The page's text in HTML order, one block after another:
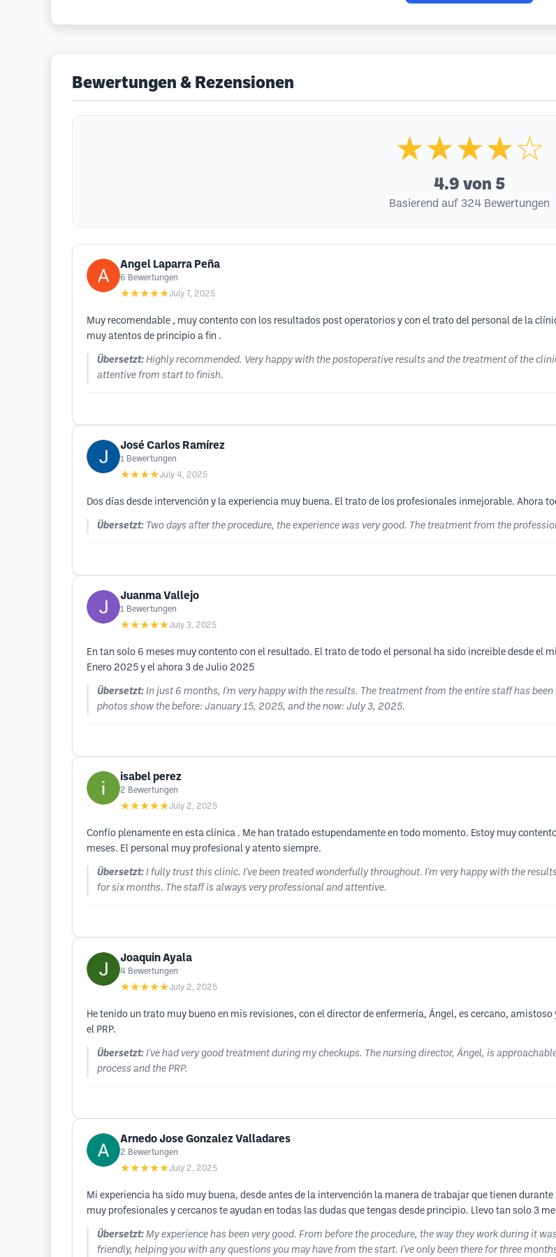
Bewertungen & Rezensionen
★★★★☆
4.9 von 5
Basierend auf 324 Bewertungen
Angel Laparra Peña
6 Bewertungen
★★★★★July 7, 2025
Muy recomendable , muy contento con los resultados post operatorios y con el trato del personal de la
muy atentos de principio a fin .
Übersetzt: Highly recommended. Very happy with the postoperative results and the treatment of the
attentive from start to finish.
José Carlos Ramírez
1 Bewertungen
★★★★July 4, 2025
Dos días desde intervención y la experiencia muy buena. El trato de los profesionales inmejorable. Ahora
Übersetzt: Two days after the procedure, the experience was very good. The treatment from the
Juanma Vallejo
1 Bewertungen
★★★★★July 3, 2025
En tan solo 6 meses muy contento con el resultado. El trato de todo el personal ha sido increible desde el
Enero 2025 y el ahora 3 de Julio 2025
Übersetzt: In just 6 months, I'm very happy with the results. The treatment from the entire staff has
photos show the before: January 15, 2025, and the now: July 3, 2025.
isabel perez
2 Bewertungen
★★★★★July 2, 2025
Confío plenamente en esta clínica . Me han tratado estupendamente en todo momento. Estoy muy
meses. El personal muy profesional y atento siempre.
Übersetzt: I fully trust this clinic. I've been treated wonderfully throughout. I'm very happy with the
for six months. The staff is always very professional and attentive.
Joaquin Ayala
4 Bewertungen
★★★★★July 2, 2025
He tenido un trato muy bueno en mis revisiones, con el director de enfermería, Ángel, es cercano,
el PRP.
Übersetzt: I've had very good treatment during my checkups. The nursing director, Ángel, is
process and the PRP.
Arnedo Jose Gonzalez Valladares
2 Bewertungen
★★★★★July 2, 2025
Mi experiencia ha sido muy buena, desde antes de la intervención la manera de trabajar que tienen
muy profesionales y cercanos te ayudan en todas las dudas que tengas desde principio. Llevo tan solo 3
Übersetzt: My experience has been very good. From before the procedure, the way they work during it
friendly, helping you with any questions you may have from the start. I've only been there for three